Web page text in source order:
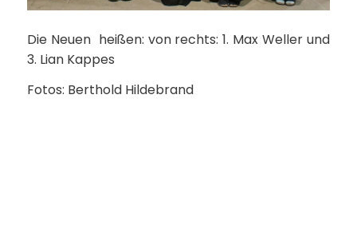
Die Neuen heißen: von rechts: 1. Max Weller und
3. Lian Kappes
Fotos: Berthold Hildebrand